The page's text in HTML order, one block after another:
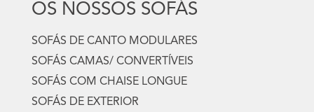
OS NOSSOS SOFÁS
SOFÁS DE CANTO MODULARES
SOFÁS CAMAS/ CONVERTÍVEIS
SOFÁS COM CHAISE LONGUE
SOFÁS DE EXTERIOR